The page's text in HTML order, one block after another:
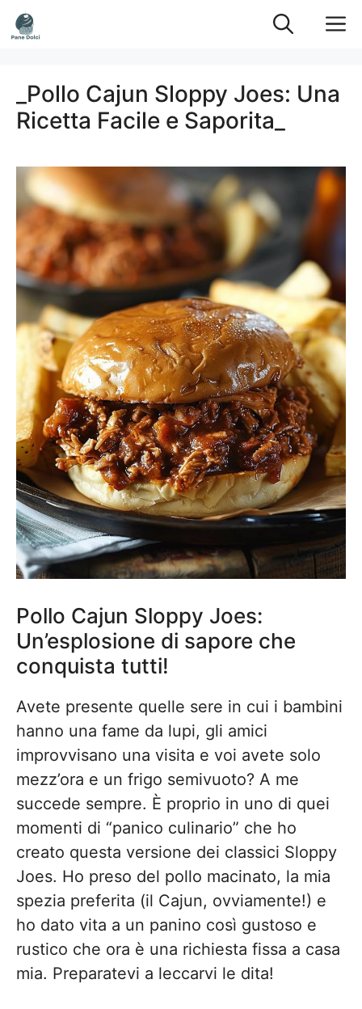
Vai
al
_Pollo Cajun Sloppy Joes: Una
Ricetta Facile e Saporita_
Pollo Cajun Sloppy Joes:
Un’esplosione di sapore che
conquista tutti!
Avete presente quelle sere in cui i bambini
hanno una fame da lupi, gli amici
improvvisano una visita e voi avete solo
mezz’ora e un frigo semivuoto? A me
succede sempre. È proprio in uno di quei
momenti di “panico culinario” che ho
creato questa versione dei classici Sloppy
Joes. Ho preso del pollo macinato, la mia
spezia preferita (il Cajun, ovviamente!) e
ho dato vita a un panino così gustoso e
rustico che ora è una richiesta fissa a casa
mia. Preparatevi a leccarvi le dita!